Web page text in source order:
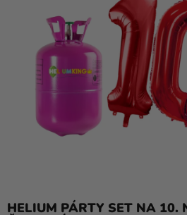
Párty
Výzdoba
doplňky
Kostýmy
Dárky
HELIUM PÁRTY SET NA 10.